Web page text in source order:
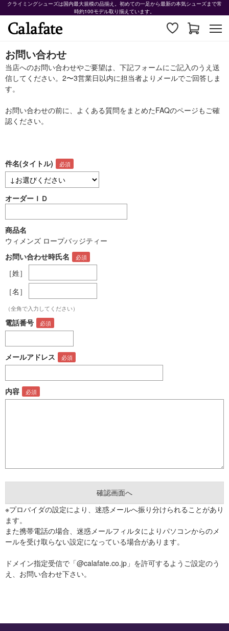
クライミングシューズは国内最大規模の品揃え。初めての一足から最新の本気シューズまで常
時約100モデル取り揃えています。
お問い合わせ
当店へのお問い合わせやご要望は、下記フォームにご記入のうえ送
信してください。2〜3営業日以内に担当者よりメールでご回答しま
す。
お問い合わせの前に、よくある質問をまとめたFAQのページもご確
認ください。
件名(タイトル)
オーダーＩＤ
商品名
ウィメンズ ロープバッジティー
お問い合わせ時氏名
［姓］
［名］
（全角で入力してください）
電話番号
メールアドレス
内容
※プロバイダの設定により、迷惑メールへ振り分けられることがあり
ます。
また携帯電話の場合、迷惑メールフィルタによりパソコンからのメ
ールを受け取らない設定になっている場合があります。
ドメイン指定受信で「@calafate.co.jp」を許可するようご設定のう
え、お問い合わせ下さい。